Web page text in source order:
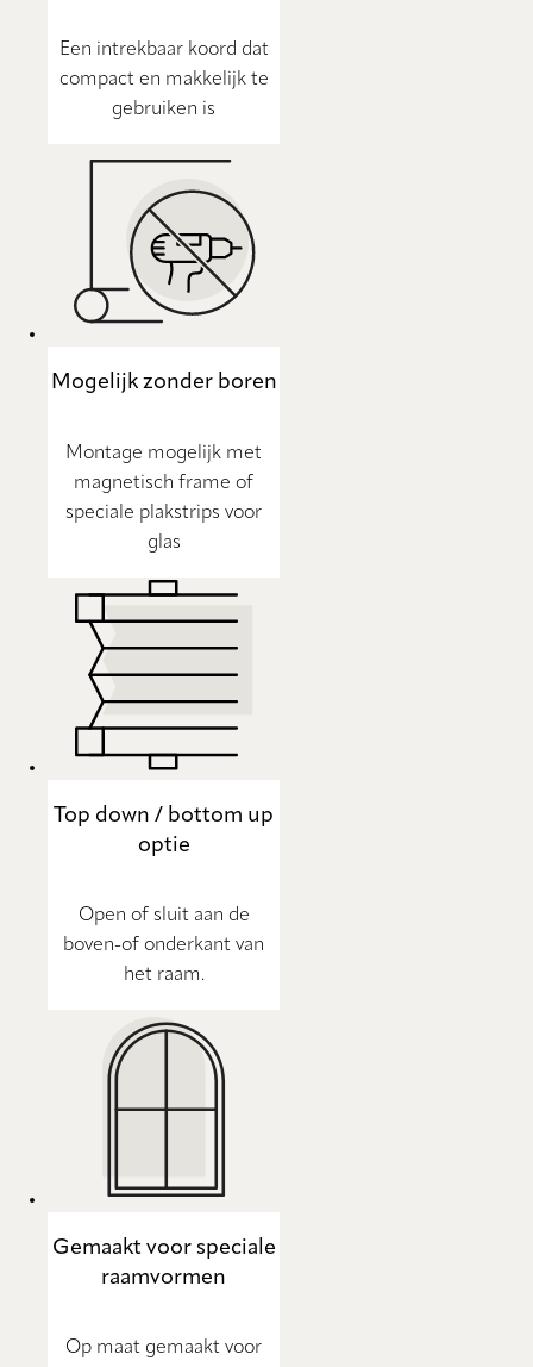
Een intrekbaar koord dat
compact en makkelijk te
gebruiken is
Mogelijk zonder boren
Montage mogelijk met
magnetisch frame of
speciale plakstrips voor
glas
Top down / bottom up
optie
Open of sluit aan de
boven-of onderkant van
het raam.
Gemaakt voor speciale
raamvormen
Op maat gemaakt voor